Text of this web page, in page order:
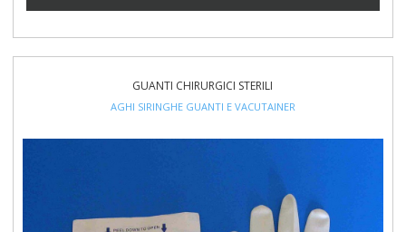
GUANTI CHIRURGICI STERILI
AGHI SIRINGHE GUANTI E VACUTAINER